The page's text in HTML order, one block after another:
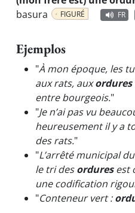
basura
FIGURÉ FR
Ejemplos
"À mon époque, les
aux rats, auxordures
entre bourgeois."
"Je n’ai pas vu
heureusement il y a
des rats."
"L’arrêté municipal
le tri desorduresest
une codification
"Conteneur vert :